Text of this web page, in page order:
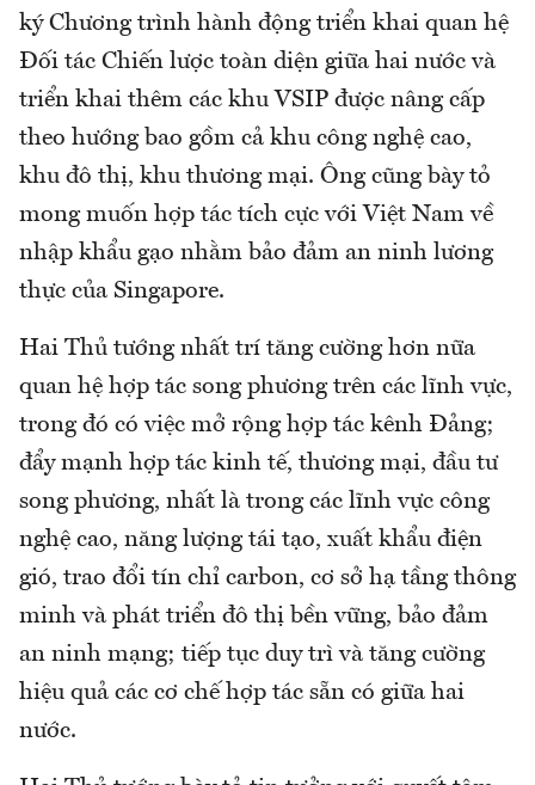
ký Chương trình hành động triển khai quan hệ
Đối tác Chiến lược toàn diện giữa hai nước và
triển khai thêm các khu VSIP được nâng cấp
theo hướng bao gồm cả khu công nghệ cao,
khu đô thị, khu thương mại. Ông cũng bày tỏ
mong muốn hợp tác tích cực với Việt Nam về
nhập khẩu gạo nhằm bảo đảm an ninh lương
thực của Singapore.
Hai Thủ tướng nhất trí tăng cường hơn nữa
quan hệ hợp tác song phương trên các lĩnh vực,
trong đó có việc mở rộng hợp tác kênh Đảng;
đẩy mạnh hợp tác kinh tế, thương mại, đầu tư
song phương, nhất là trong các lĩnh vực công
nghệ cao, năng lượng tái tạo, xuất khẩu điện
gió, trao đổi tín chỉ carbon, cơ sở hạ tầng thông
minh và phát triển đô thị bền vững, bảo đảm
an ninh mạng; tiếp tục duy trì và tăng cường
hiệu quả các cơ chế hợp tác sẵn có giữa hai
nước.